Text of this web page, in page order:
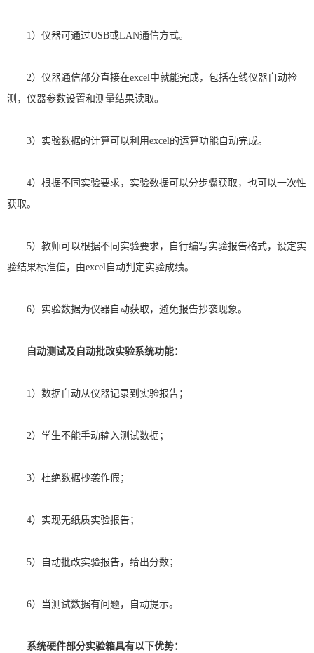
1）仪器可通过USB或LAN通信方式。
2）仪器通信部分直接在excel中就能完成，包括在线仪器自动检
测，仪器参数设置和测量结果读取。
3）实验数据的计算可以利用excel的运算功能自动完成。
4）根据不同实验要求，实验数据可以分步骤获取，也可以一次性
获取。
5）教师可以根据不同实验要求，自行编写实验报告格式，设定实
验结果标准值，由excel 自动判定实验成绩。
6）实验数据为仪器自动获取，避免报告抄袭现象。
自动测试及自动批改实验系统功能：
1）数据自动从仪器记录到实验报告；
2）学生不能手动输入测试数据；
3）杜绝数据抄袭作假；
4）实现无纸质实验报告；
5）自动批改实验报告，给出分数；
6）当测试数据有问题，自动提示。
系统硬件部分实验箱具有以下优势：